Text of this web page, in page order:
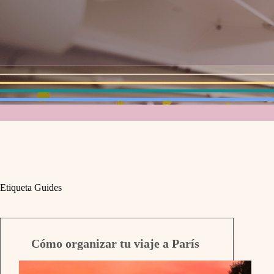
Etiqueta Guides
Cómo organizar tu viaje a París